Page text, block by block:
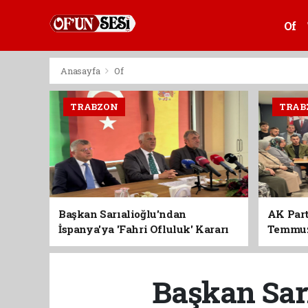
Of
Anasayfa Of
TRABZON
Başkan Sarıalioğlu'ndan
İspanya'ya 'Fahri Ofluluk' Kararı
AK
Birlik
Başkan